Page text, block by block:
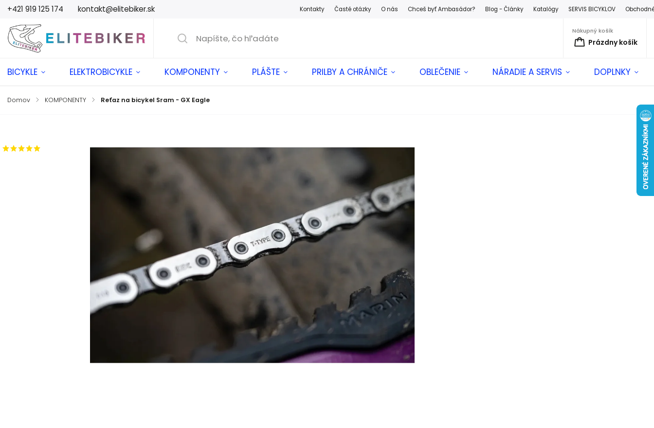
+421 919 125 174 kontakt@elitebiker.sk Kontakty Časté otázky O nás Chceš byť Ambasádor? Blog - Články Katalógy SERVIS BICYKLOV
Nákupný košík
Prázdny košík
BICYKLE ELEKTROBICYKLE KOMPONENTY PLÁŠTE PRILBY A CHRÁNIČE OBLEČENIE NÁRADIE A SERVIS DOPLNKY
Domov / KOMPONENTY / Reťaz na bicykel Sram - GX Eagle
2 hodnotenia